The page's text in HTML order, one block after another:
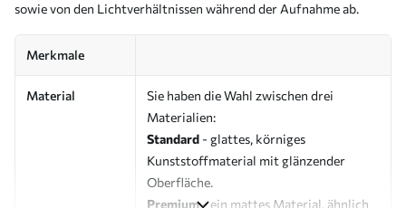
sowie von den Lichtverhältnissen während der Aufnahme ab.
Merkmale
Material
Sie haben die Wahl zwischen drei
Materialien:
Standard - glattes, körniges
Kunststoffmaterial mit glänzender
Oberfläche.
Premium- ein mattes Material, ähnlich